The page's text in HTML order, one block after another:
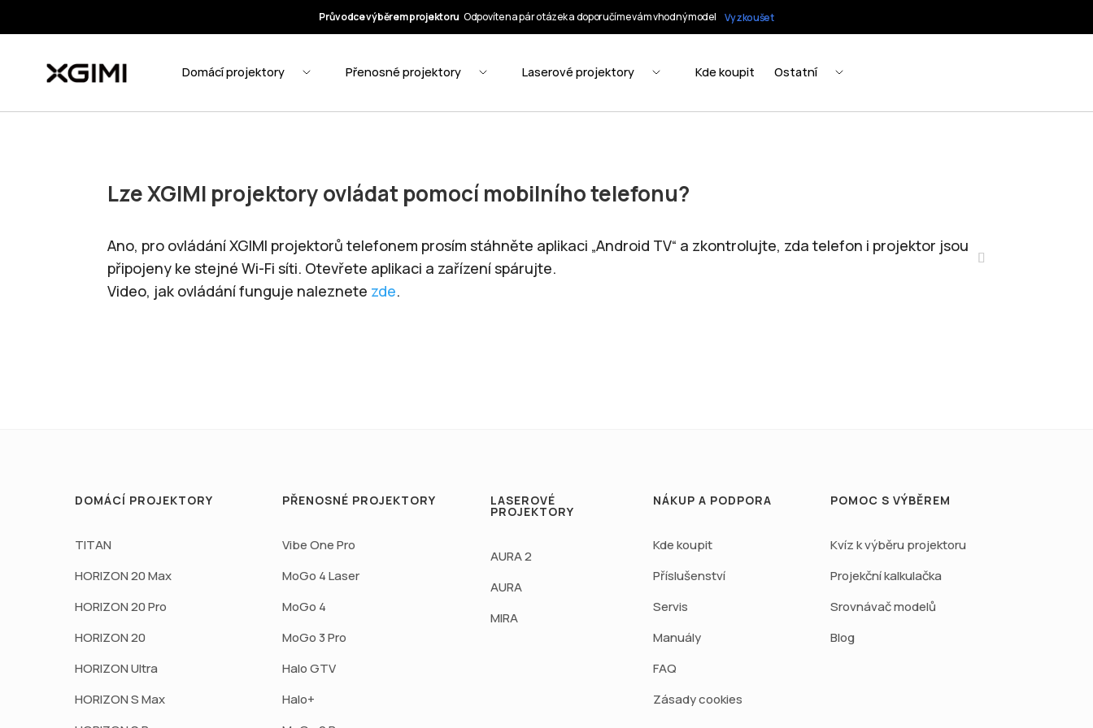
Lze XGIMI projektory ovládat pomocí mobilního telefonu?
Ano, pro ovládání XGIMI projektorů telefonem prosím stáhněte aplikaci „Android TV“ a zkontrolujte, zda telefon i projektor jsou
připojeny ke stejné Wi-Fi síti. Otevřete aplikaci a zařízení spárujte.
Video, jak ovládání funguje naleznete zde.
DOMÁCÍ PROJEKTORY
TITAN
HORIZON 20 Max
HORIZON 20 Pro
HORIZON 20
HORIZON Ultra
HORIZON S Max
PŘENOSNÉ PROJEKTORY
Vibe One Pro
MoGo 4 Laser
MoGo 4
MoGo 3 Pro
Halo GTV
Halo+
LASEROVÉ
PROJEKTORY
AURA 2
AURA
MIRA
NÁKUP A PODPORA
Kde koupit
Příslušenství
Servis
Manuály
FAQ
Zásady cookies
POMOC S VÝBĚREM
Kvíz k výběru projektoru
Projekční kalkulačka
Srovnávač modelů
Blog